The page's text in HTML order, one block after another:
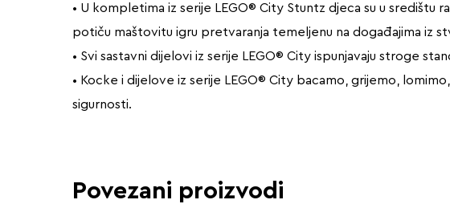
• U kompletima iz serije LEGO® City Stuntz djeca su u
potiču maštovitu igru pretvaranja temeljenu na događajima iz
• Svi sastavni dijelovi iz serije LEGO® City ispunjavaju stroge
• Kocke i dijelove iz serije LEGO® City bacamo, grijemo,
sigurnosti.
Povezani proizvodi